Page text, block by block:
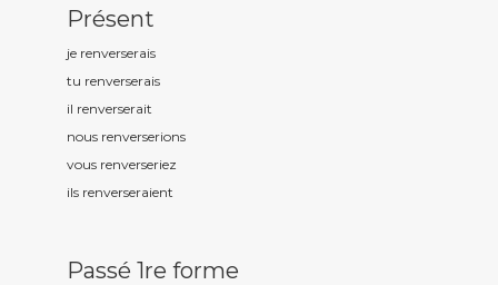
Présent
je renverserais
tu renverserais
il renverserait
nous renverserions
vous renverseriez
ils renverseraient
Passé 1re forme